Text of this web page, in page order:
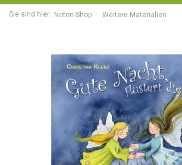
Sie sind hier: Noten-Shop Weitere Materialien